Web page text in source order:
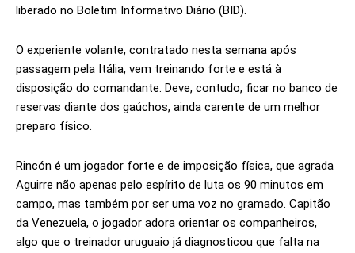
liberado no Boletim Informativo Diário (BID).
O experiente volante, contratado nesta semana após
passagem pela Itália, vem treinando forte e está à
disposição do comandante. Deve, contudo, ficar no banco de
reservas diante dos gaúchos, ainda carente de um melhor
preparo físico.
Rincón é um jogador forte e de imposição física, que agrada
Aguirre não apenas pelo espírito de luta os 90 minutos em
campo, mas também por ser uma voz no gramado. Capitão
da Venezuela, o jogador adora orientar os companheiros,
algo que o treinador uruguaio já diagnosticou que falta na